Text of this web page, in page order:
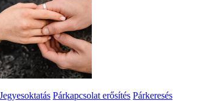
Jegyesoktatás Párkapcsolat erősítés Párkeresés